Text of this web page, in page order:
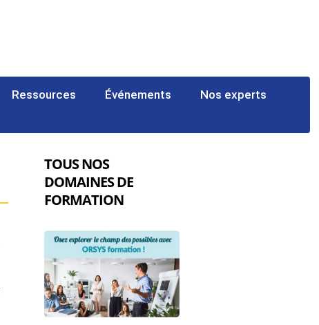
Ressources Événements
Nos experts
TOUS NOS
DOMAINES DE
FORMATION